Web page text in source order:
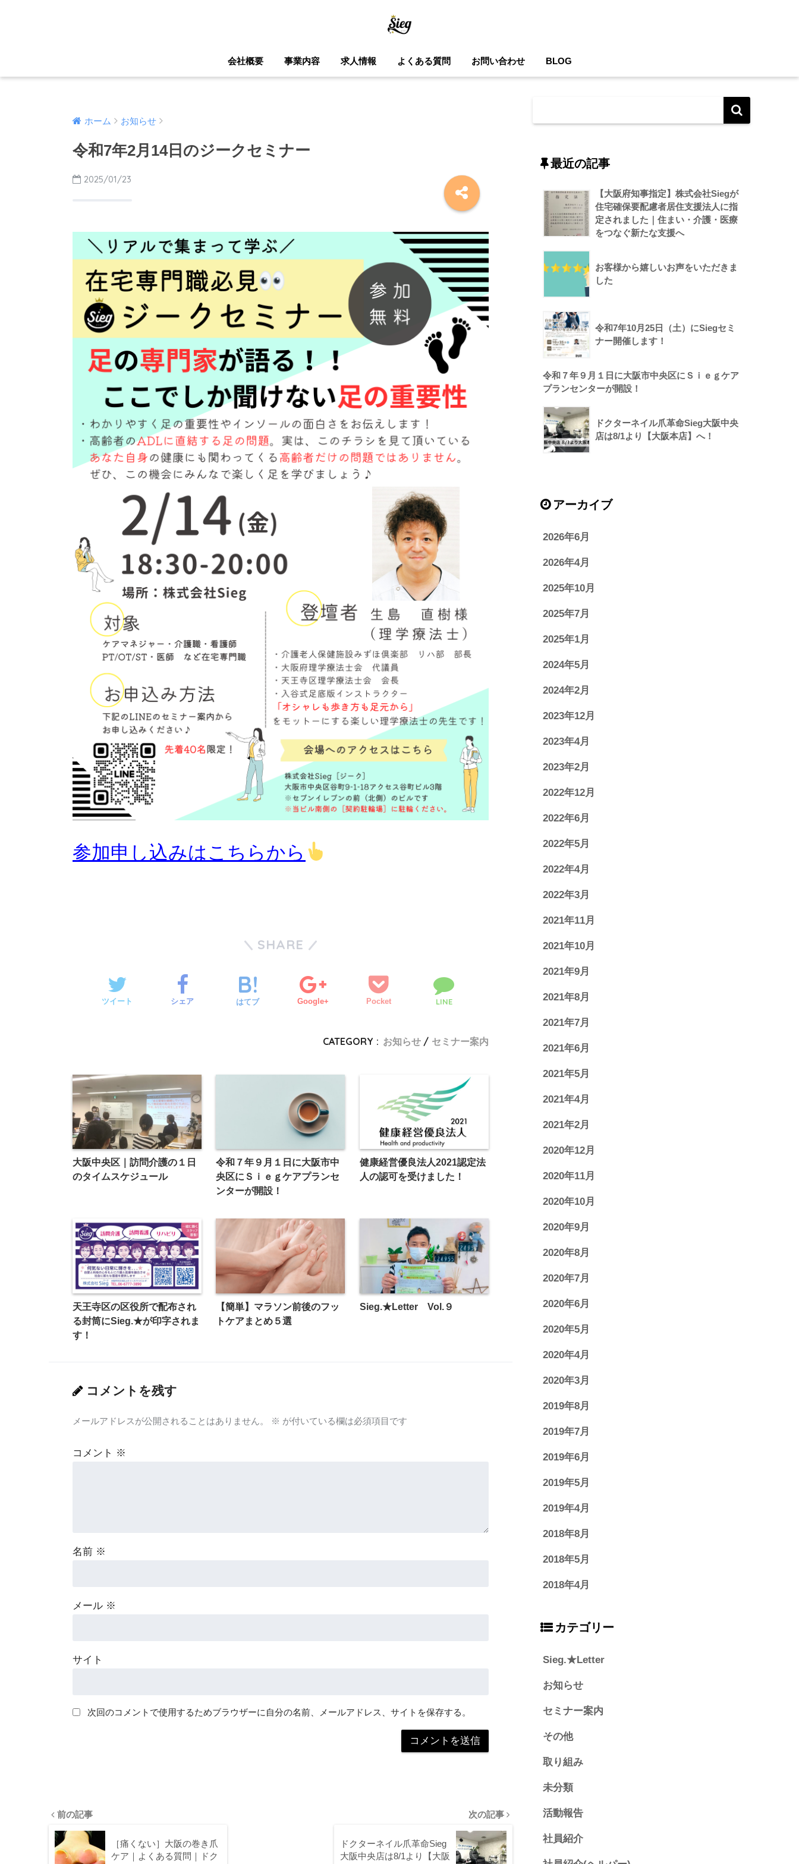
会社概要 事業内容 求人情報 よくある質問 お問い合わせ BLOG
ホーム お知らせ
令和7年2月14日のジークセミナー
2025/01/23
参加申し込みはこちらから
SHARE
ツイート シェア はてブ Google+ Pocket LINE
CATEGORY : お知らせ セミナー案内
大阪中央区｜訪問介護の１日
のタイムスケジュール
令和７年９月１日に大阪市中
央区にＳｉｅｇケアプランセ
ンターが開設！
健康経営優良法人2021認定法
人の認可を受けました！
天王寺区の区役所で配布され
る封筒にSieg.★が印字されま
す！
【簡単】マラソン前後のフッ
トケアまとめ５選
Sieg.★Letter Vol.９
コメントを残す
メールアドレスが公開されることはありません。 ※ が付いている欄は必須項目です
コメント ※
名前 ※
メール ※
サイト
次回のコメントで使用するためブラウザーに自分の名前、メールアドレス、サイトを保存する。
前の記事
［痛くない］大阪の巻き爪
ケア｜よくある質問｜ドク
次の記事
ドクターネイル爪革命Sieg
大阪中央店は8/1より【大阪
最近の記事
【大阪府知事指定】株式会社Siegが
住宅確保要配慮者居住支援法人に指
定されました｜住まい・介護・医療
をつなぐ新たな支援へ
お客様から嬉しいお声をいただきま
した
令和7年10月25日（土）にSiegセミ
ナー開催します！
令和７年９月１日に大阪市中央区にＳｉｅｇケア
プランセンターが開設！
ドクターネイル爪革命Sieg大阪中央
店は8/1より【大阪本店】へ！
アーカイブ
2026年6月
2026年4月
2025年10月
2025年7月
2025年1月
2024年5月
2024年2月
2023年12月
2023年4月
2023年2月
2022年12月
2022年6月
2022年5月
2022年4月
2022年3月
2021年11月
2021年10月
2021年9月
2021年8月
2021年7月
2021年6月
2021年5月
2021年4月
2021年2月
2020年12月
2020年11月
2020年10月
2020年9月
2020年8月
2020年7月
2020年6月
2020年5月
2020年4月
2020年3月
2019年8月
2019年7月
2019年6月
2019年5月
2019年4月
2018年8月
2018年5月
2018年4月
カテゴリー
Sieg.★Letter
お知らせ
セミナー案内
その他
取り組み
未分類
活動報告
社員紹介